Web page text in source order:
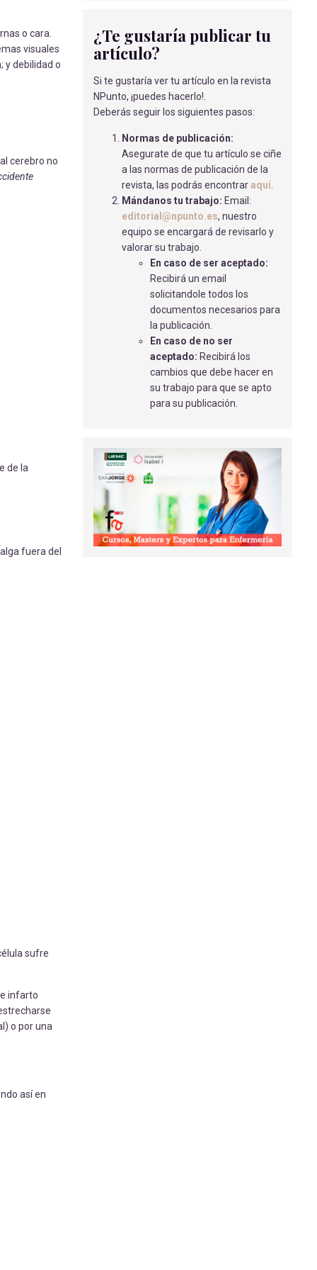
o cara.
visuales
y debilidad o
cerebro no
de la
fuera del
sufre
infarto
o por una
así en
EL TOMATE EN LA LUCHA CONTRA
EL CÁNCER
¿ CONOCES LOS BENEFICIOS DE
TENER UNA ENFERMERA EN TU CENTRO
Bestilleiro Fernández, P- 13/05/2020
REVISIÓN BIBLIOGRÁFICA - PRIMERA
INFANCIA ¿CÓMO TE PUEDE AYUDAR TÚ
HIGIENISTA BUCODENTAL?
García Álvarez, J- 11/05/2026
ENTREVISTA PREQUIRÚRGICA
TELEFÓNICA COMO ESTRATEGIA DE
SEGURIDAD.
Solís García A.M. - 02/04/2018
INTERVENCIÓN COGNITIVA Y SOCIAL
CON ENFERMOS DE ALZHEIMER Y SUS
FAMILIARES
Del Hoyo Manrique, N- 01/11/2018
FISIOTERAPIA Y ALZHEIMER
Sánchez García, M- 14/12/2021
BERMÚDEZ ALONSO, J
- 15/05/2018
¿Te gustaría publicar tu
artículo?
Si te gustaría ver tu artículo en la revista
NPunto, ¡puedes hacerlo!.
Deberás seguir los siguientes pasos:
Normas de publicación:
Asegurate de que tu artículo se ciñe
a las normas de publicación de la
revista, las podrás encontraraquí
Mándanos tu trabajo: Email:
editorial@npunto.es, nuestro
equipo se encargará de revisarlo y
valorar su trabajo.
En caso de ser aceptado:
Recibirá un email
solicitandole todos los
documentos necesarios para
la publicación.
En caso de no ser
aceptado: Recibirá los
cambios que debe hacer en
su trabajo para que se apto
para su publicación.